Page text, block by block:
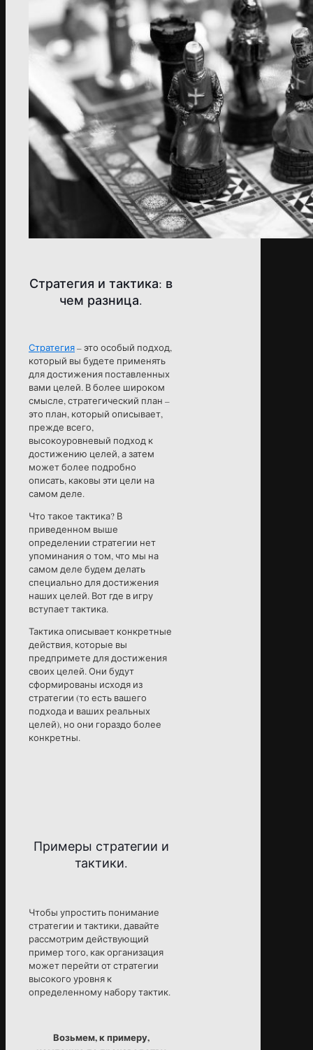
Стратегия и тактика: в
чем разница.
Стратегия– это особый подход,
который вы будете применять
для достижения поставленных
вами целей. В более широком
смысле, стратегический план –
это план, который описывает,
прежде всего,
высокоуровневый подход к
достижению целей, а затем
может более подробно
описать, каковы эти цели на
самом деле.
Что такое тактика? В
приведенном выше
определении стратегии нет
упоминания о том, что мы на
самом деле будем делать
специально для достижения
наших целей. Вот где в игру
вступает тактика.
Тактика описывает конкретные
действия, которые вы
предпримете для достижения
своих целей. Они будут
сформированы исходя из
стратегии (то есть вашего
подхода и ваших реальных
целей), но они гораздо более
конкретны.
Примеры стратегии и
тактики.
Чтобы упростить понимание
стратегии и тактики, давайте
рассмотрим действующий
пример того, как организация
может перейти от стратегии
высокого уровня к
определенному набору тактик.
Возьмем, к примеру,